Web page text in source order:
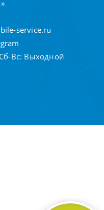
service.ru
Вс: Выходной